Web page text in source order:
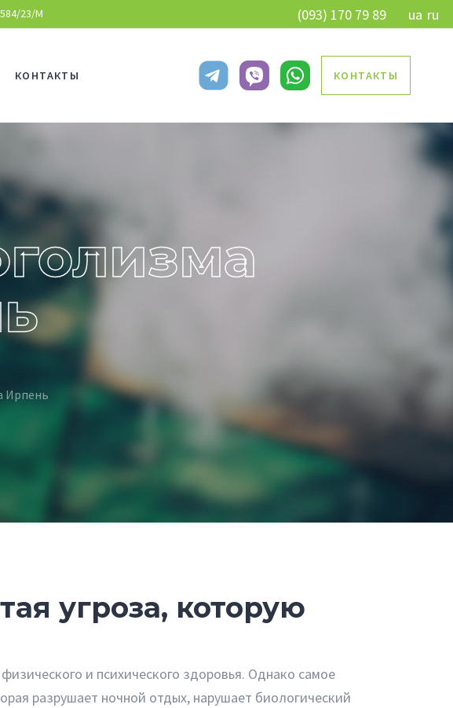
23/М (093) 170 79 89 ua ru
КОНТАКТЫ КОНТАКТЫ
Ирпень
угроза, которую
и психического здоровья. Однако самое
разрушает ночной отдых, нарушает биологический